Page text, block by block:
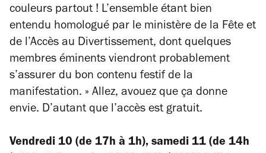
couleurs partout ! L’ensemble étant bien
entendu homologué par le ministère de la Fête et
de l’Accès au Divertissement, dont quelques
membres éminents viendront probablement
s’assurer du bon contenu festif de la
manifestation. » Allez, avouez que ça donne
envie. D’autant que l’accès est gratuit.
Vendredi 10 (de 17h à 1h), samedi 11 (de 14h